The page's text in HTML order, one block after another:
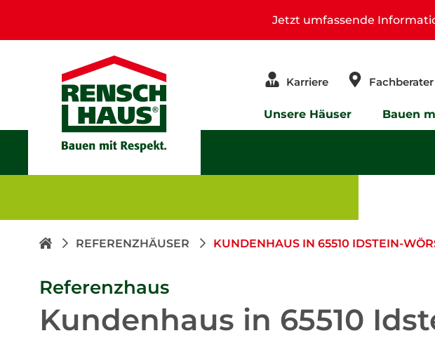
Jetzt umfassende
Karriere
Unsere Häuser Bauen
REFERENZHÄUSER KUNDENHAUS IN 65510 IDSTEIN-
Referenzhaus
Kundenhaus in 65510